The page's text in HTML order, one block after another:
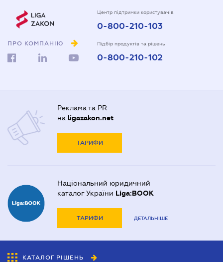
ПРО КОМПАНІЮ
Центр підтримки користувачів
0-800-210-103
Підбір продуктів та рішень
0-800-210-102
Реклама та PR
на ligazakon.net
ТАРИФИ
Національний юридичний
каталог України Liga:BOOK
ТАРИФИ ДЕТАЛЬНІШЕ
КАТАЛОГ РІШЕНЬ